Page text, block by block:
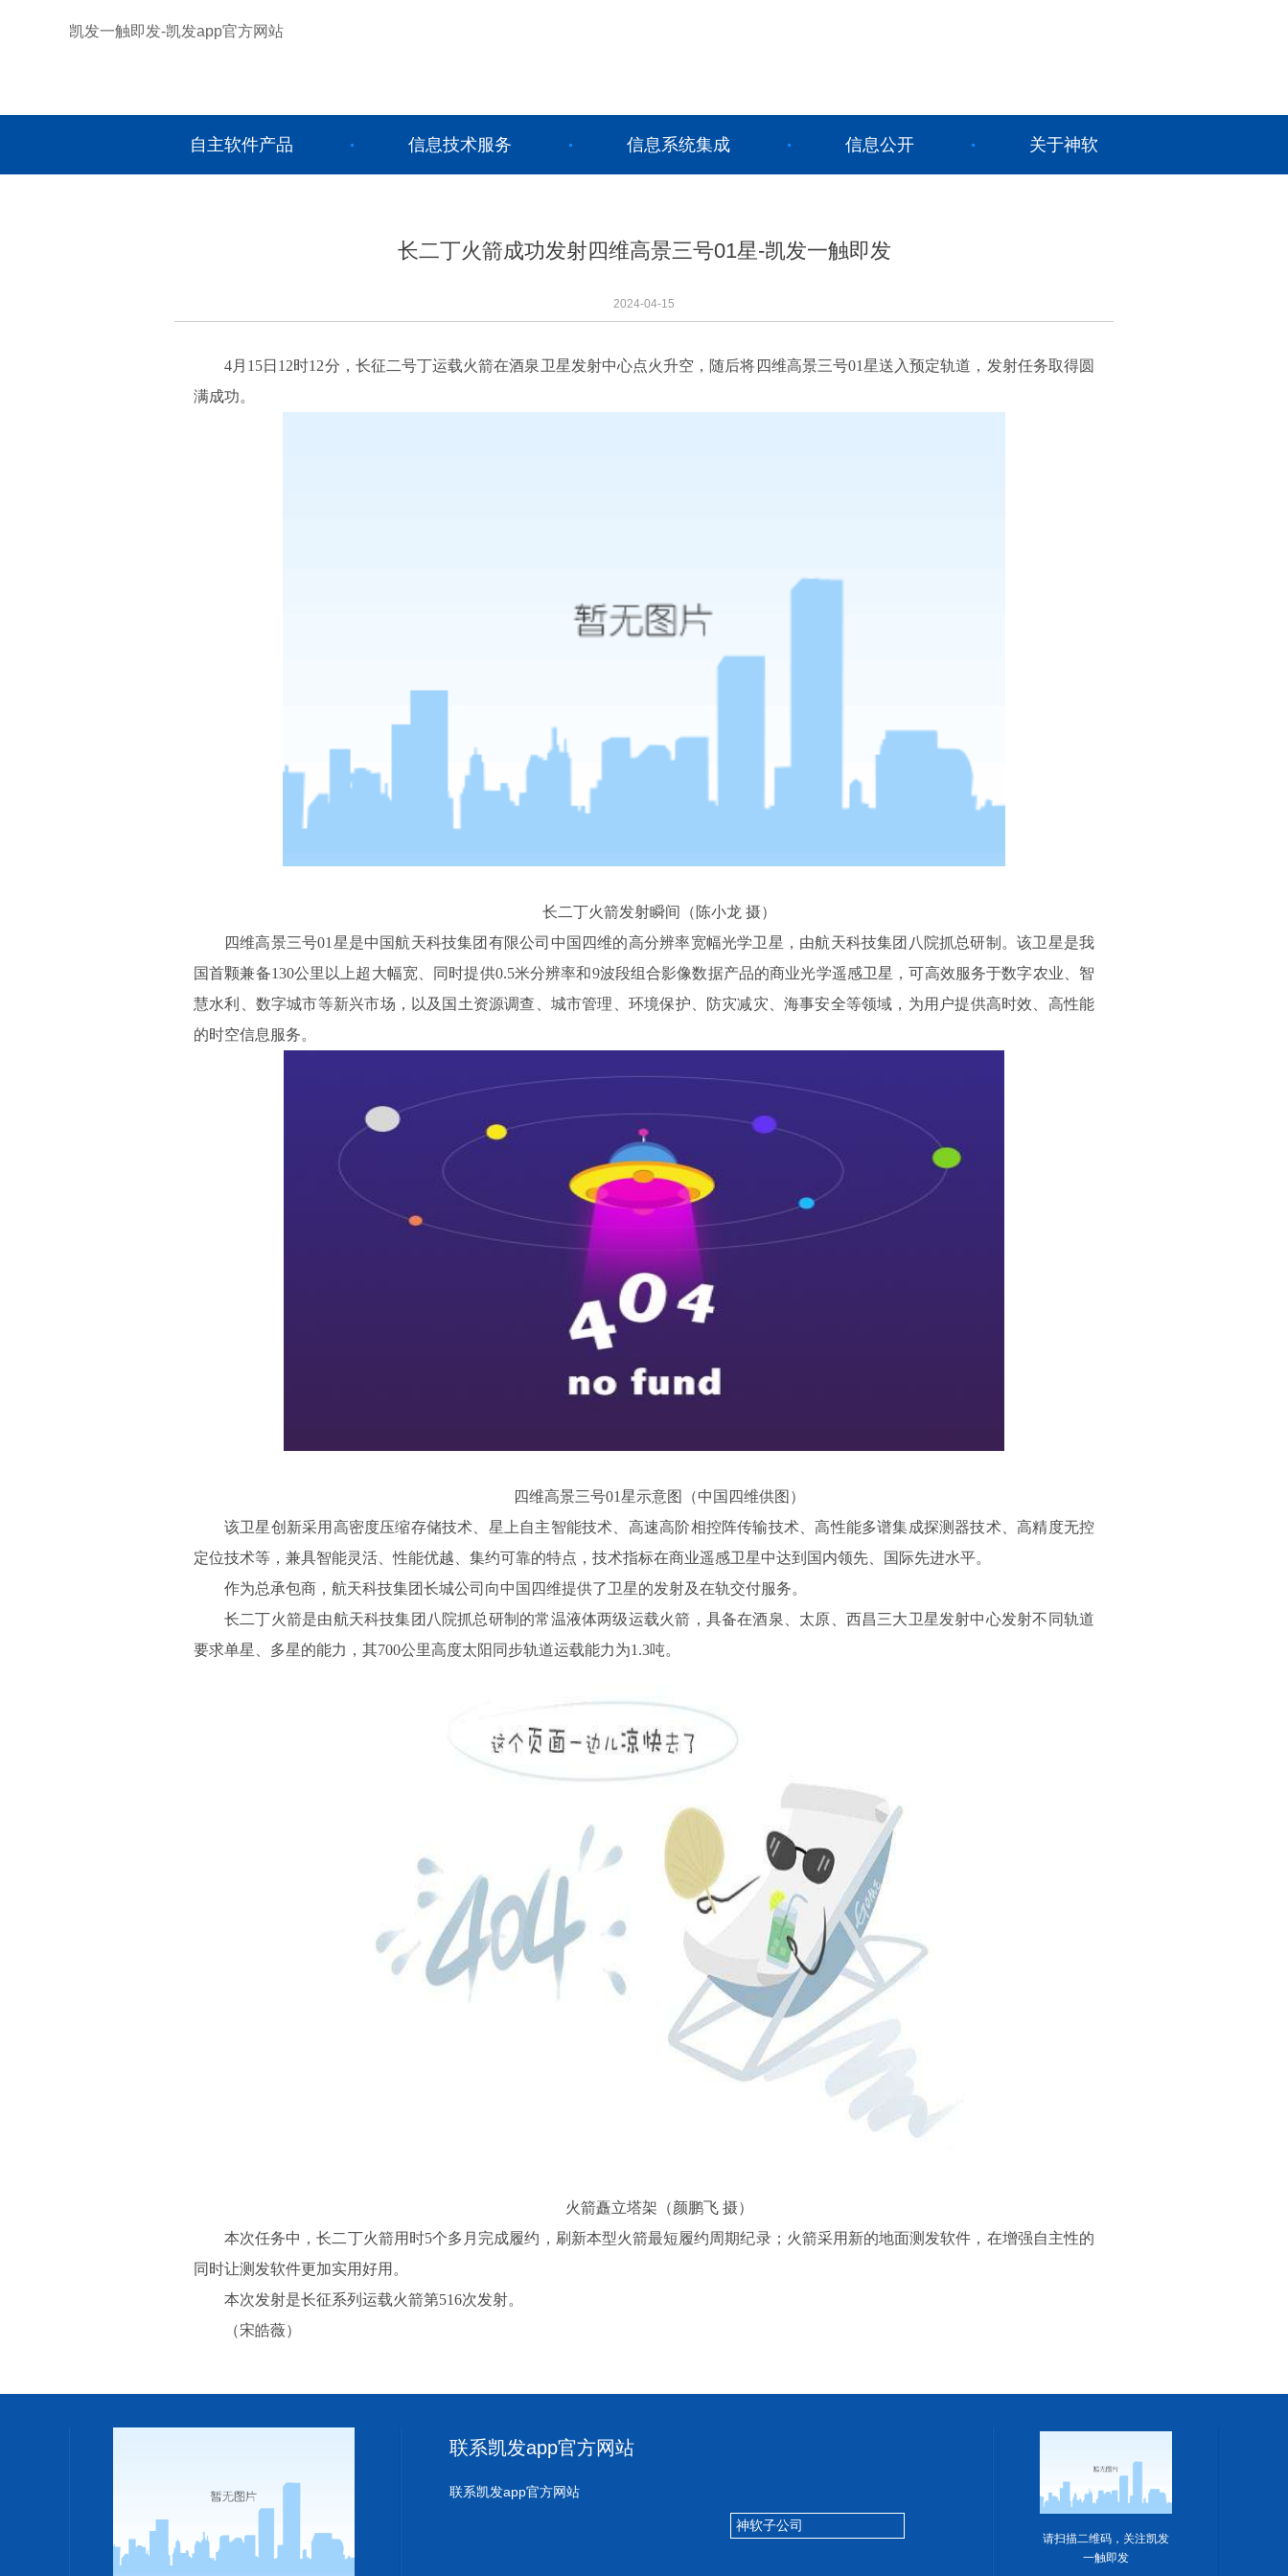
凯发一触即发-凯发app官方网站
自主软件产品 信息技术服务 信息系统集成 信息公开 关于神软
长二丁火箭成功发射四维高景三号01星-凯发一触即发
2024-04-15
4月15日12时12分，长征二号丁运载火箭在酒泉卫星发射中心点火升空，随后将四维高景三号01星送入预定轨道，发射任务取得圆
满成功。
长二丁火箭发射瞬间（陈小龙 摄）
四维高景三号01星是中国航天科技集团有限公司中国四维的高分辨率宽幅光学卫星，由航天科技集团八院抓总研制。该卫星是我
国首颗兼备130公里以上超大幅宽、同时提供0.5米分辨率和9波段组合影像数据产品的商业光学遥感卫星，可高效服务于数字农业、智
慧水利、数字城市等新兴市场，以及国土资源调查、城市管理、环境保护、防灾减灾、海事安全等领域，为用户提供高时效、高性能
的时空信息服务。
四维高景三号01星示意图（中国四维供图）
该卫星创新采用高密度压缩存储技术、星上自主智能技术、高速高阶相控阵传输技术、高性能多谱集成探测器技术、高精度无控
定位技术等，兼具智能灵活、性能优越、集约可靠的特点，技术指标在商业遥感卫星中达到国内领先、国际先进水平。
作为总承包商，航天科技集团长城公司向中国四维提供了卫星的发射及在轨交付服务。
长二丁火箭是由航天科技集团八院抓总研制的常温液体两级运载火箭，具备在酒泉、太原、西昌三大卫星发射中心发射不同轨道
要求单星、多星的能力，其700公里高度太阳同步轨道运载能力为1.3吨。
火箭矗立塔架（颜鹏飞 摄）
本次任务中，长二丁火箭用时5个多月完成履约，刷新本型火箭最短履约周期纪录；火箭采用新的地面测发软件，在增强自主性的
同时让测发软件更加实用好用。
本次发射是长征系列运载火箭第516次发射。
（宋皓薇）
联系凯发app官方网站
联系凯发app官方网站
神软子公司
请扫描二维码，关注凯发
一触即发